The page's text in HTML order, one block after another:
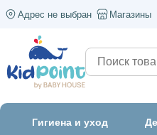
Адрес не выбран Магазины
Гигиена и уход